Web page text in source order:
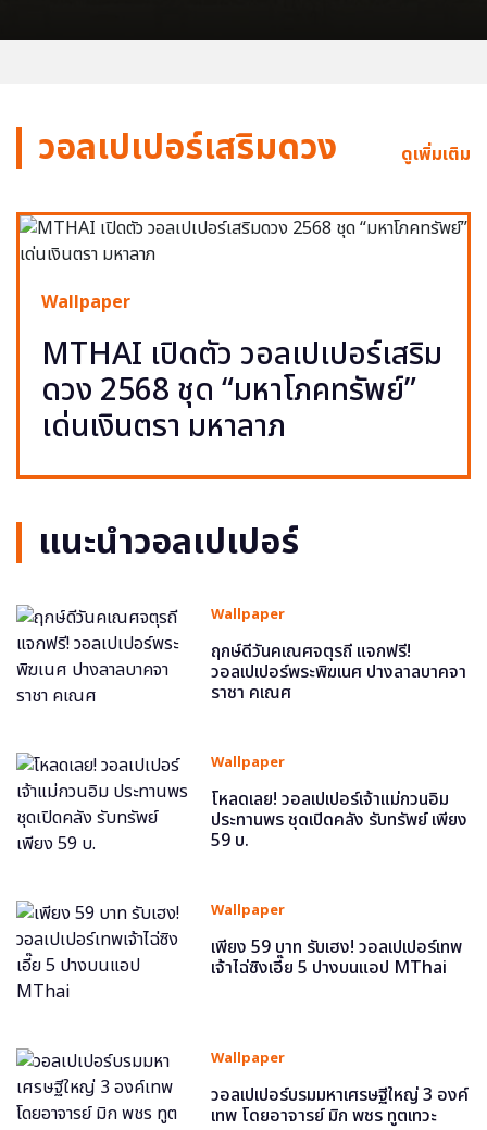
วอลเปเปอร์เสริมดวง ดูเพิ่มเติม
Wallpaper
MTHAI เปิดตัว วอลเปเปอร์เสริม
ดวง 2568 ชุด “มหาโภคทรัพย์”
เด่นเงินตรา มหาลาภ
แนะนำวอลเปเปอร์
Wallpaper
ฤกษ์ดีวันคเณศจตุรถี แจกฟรี!
วอลเปเปอร์พระพิฆเนศ ปางลาลบาคจา
ราชา คเณศ
Wallpaper
โหลดเลย! วอลเปเปอร์เจ้าแม่กวนอิม
ประทานพร ชุดเปิดคลัง รับทรัพย์ เพียง
59 บ.
Wallpaper
เพียง 59 บาท รับเฮง! วอลเปเปอร์เทพ
เจ้าไฉ่ซิงเอี๊ย 5 ปางบนแอป MThai
Wallpaper
วอลเปเปอร์บรมมหาเศรษฐีใหญ่ 3 องค์
เทพ โดยอาจารย์ มิก พชร ทูตเทวะ